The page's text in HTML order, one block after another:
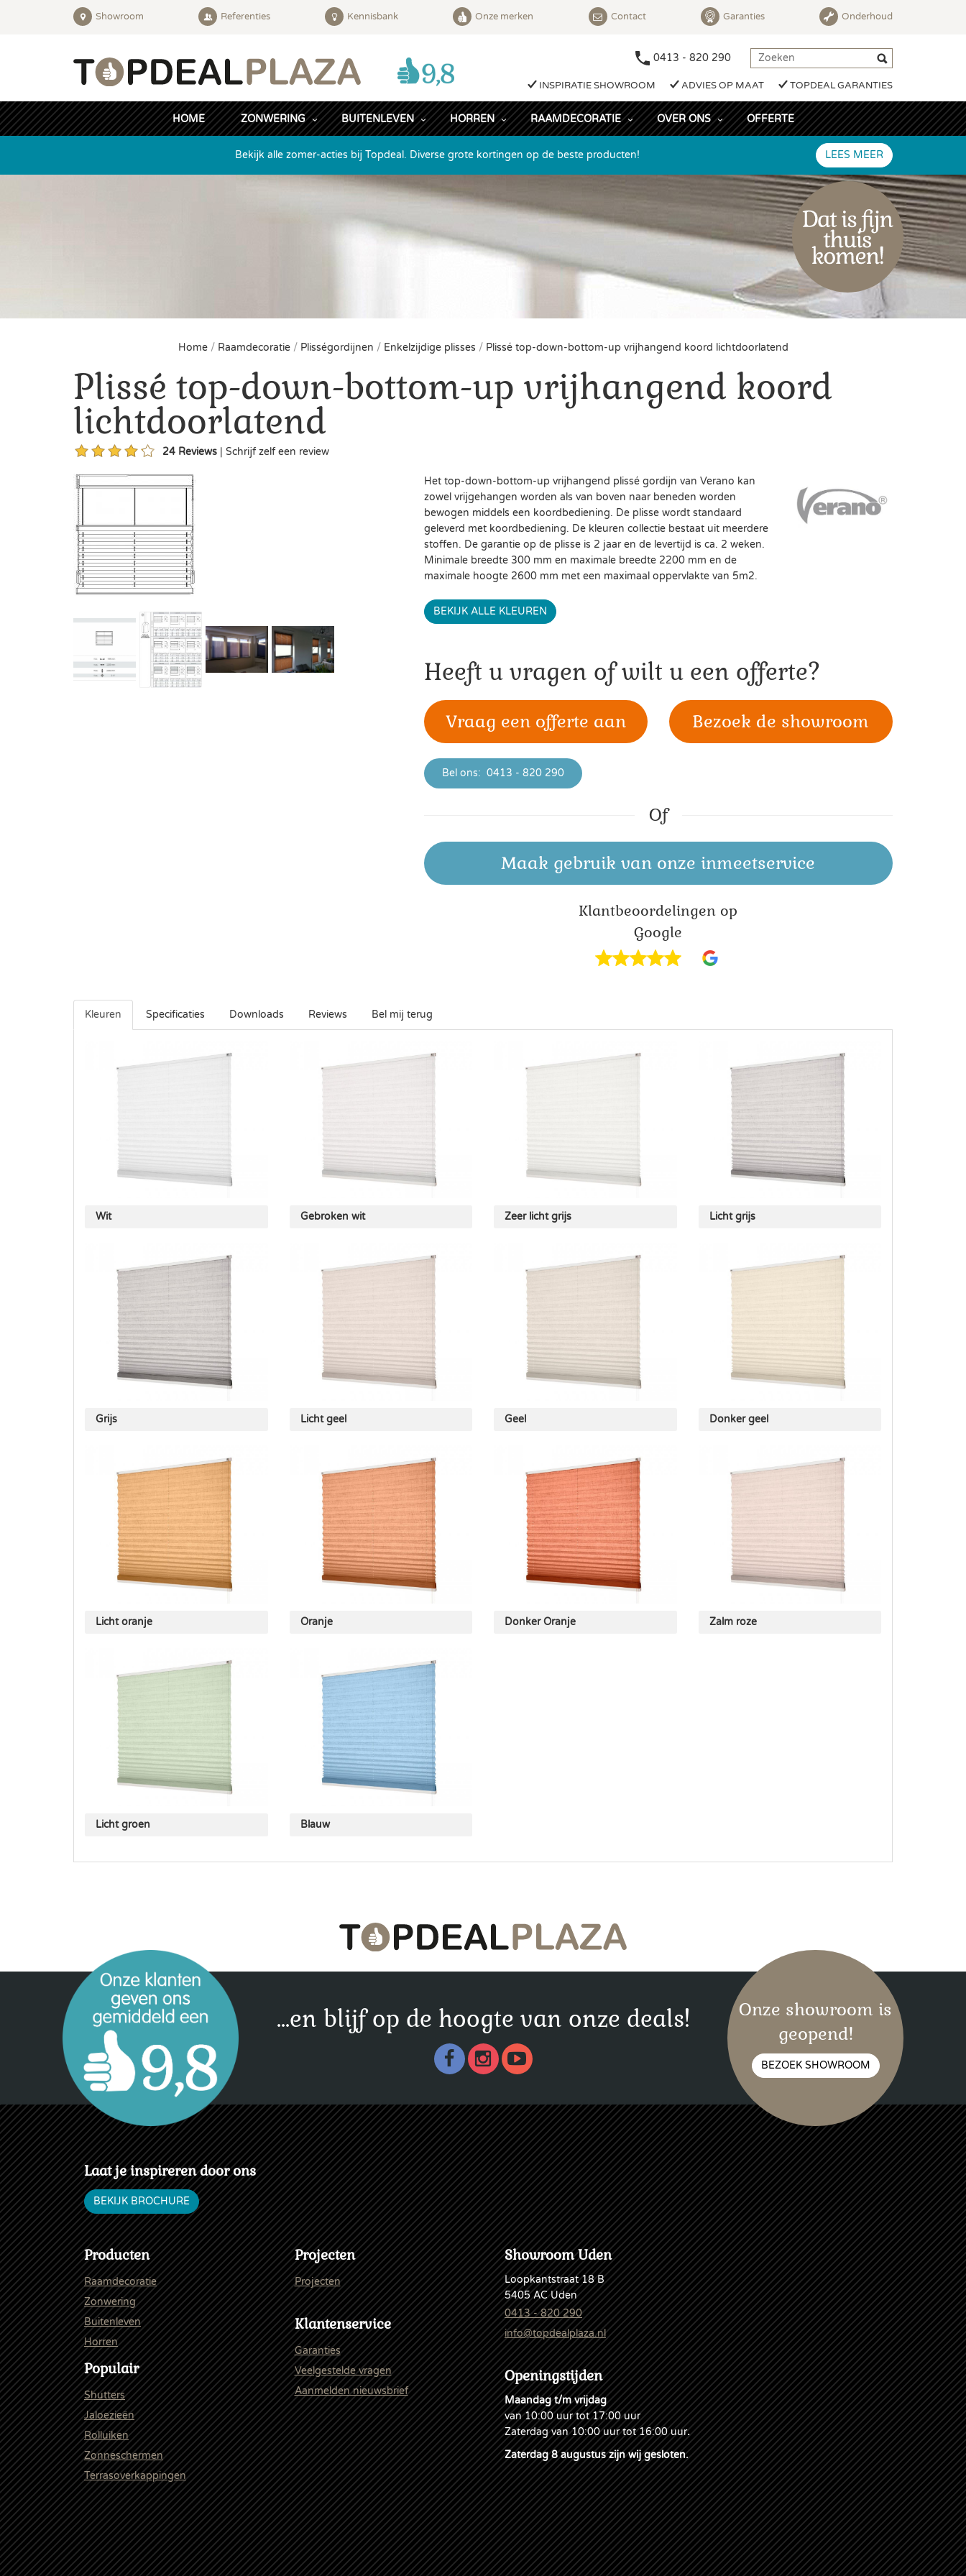
Showroom Referenties Kennisbank Onze merken Contact Garanties Onderhoud
0413 - 820 290
INSPIRATIE SHOWROOM ADVIES OP MAAT TOPDEAL GARANTIES
HOME ZONWERING BUITENLEVEN HORREN RAAMDECORATIE OVER ONS OFFERTE
Bekijk alle zomer-acties bij Topdeal. Diverse grote kortingen op de beste producten! LEES MEER
Home / Raamdecoratie / Plisségordijnen / Enkelzijdige plisses / Plissé top-down-bottom-up vrijhangend koord lichtdoorlatend
Plissé top-down-bottom-up vrijhangend koord
lichtdoorlatend
24 Reviews | Schrijf zelf een review
Het top-down-bottom-up vrijhangend plissé gordijn van Verano kan
zowel vrijgehangen worden als van boven naar beneden worden
bewogen middels een koordbediening. De plisse wordt standaard
geleverd met koordbediening. De kleuren collectie bestaat uit meerdere
stoffen. De garantie op de plisse is 2 jaar en de levertijd is ca. 2 weken.
Minimale breedte 300 mm en maximale breedte 2200 mm en de
maximale hoogte 2600 mm met een maximaal oppervlakte van 5m2.
BEKIJK ALLE KLEUREN
Heeft u vragen of wilt u een offerte?
Vraag een offerte aan Bezoek de showroom
Bel ons: 0413 - 820 290
Of
Maak gebruik van onze inmeetservice
Klant­beoordelingen op
Google
Kleuren Specificaties Downloads Reviews Bel mij terug
Wit Gebroken wit Zeer licht grijs Licht grijs
Grijs Licht geel Geel Donker geel
Licht oranje Oranje Donker Oranje Zalm roze
Licht groen Blauw
...en blijf op de hoogte van onze deals!
Onze showroom is
geopend!
BEZOEK SHOWROOM
Laat je inspireren door ons
BEKIJK BROCHURE
Producten
Raamdecoratie
Zonwering
Buitenleven
Horren
Populair
Shutters
Jaloezieën
Rolluiken
Zonneschermen
Terrasoverkappingen
Projecten
Projecten
Klantenservice
Garanties
Veelgestelde vragen
Aanmelden nieuwsbrief
Showroom Uden
Loopkantstraat 18 B
5405 AC Uden
0413 - 820 290
info@topdealplaza.nl
Openingstijden
Maandag t/m vrijdag
van 10:00 uur tot 17:00 uur
Zaterdag van 10:00 uur tot 16:00 uur.
Zaterdag 8 augustus zijn wij gesloten.